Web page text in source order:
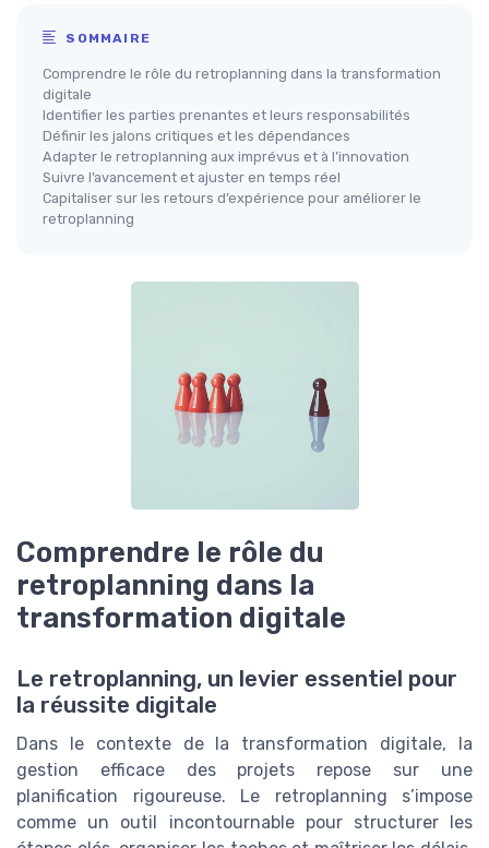
SOMMAIRE
Comprendre le rôle du retroplanning dans la transformation
digitale
Identifier les parties prenantes et leurs responsabilités
Définir les jalons critiques et les dépendances
Adapter le retroplanning aux imprévus et à l’innovation
Suivre l’avancement et ajuster en temps réel
Capitaliser sur les retours d’expérience pour améliorer le
retroplanning
Comprendre le rôle du
retroplanning dans la
transformation digitale
Le retroplanning, un levier essentiel pour
la réussite digitale
Dans le contexte de la transformation digitale, la
gestion efficace des projets repose sur une
planification rigoureuse. Le retroplanning s’impose
comme un outil incontournable pour structurer les